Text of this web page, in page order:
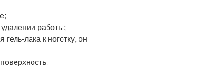
работы;
лака к ноготку, он